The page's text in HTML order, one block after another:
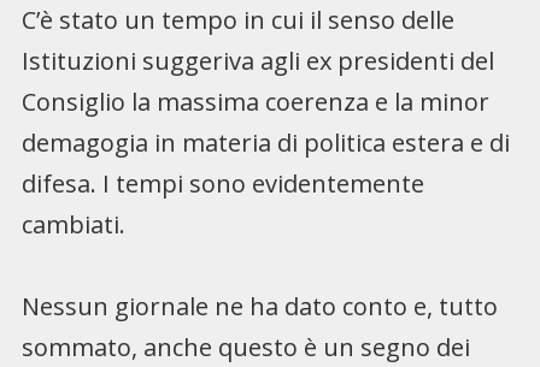
C’è stato un tempo in cui il senso delle
Istituzioni suggeriva agli ex presidenti del
Consiglio la massima coerenza e la minor
demagogia in materia di politica estera e di
difesa. I tempi sono evidentemente
cambiati.
Nessun giornale ne ha dato conto e, tutto
sommato, anche questo è un segno dei